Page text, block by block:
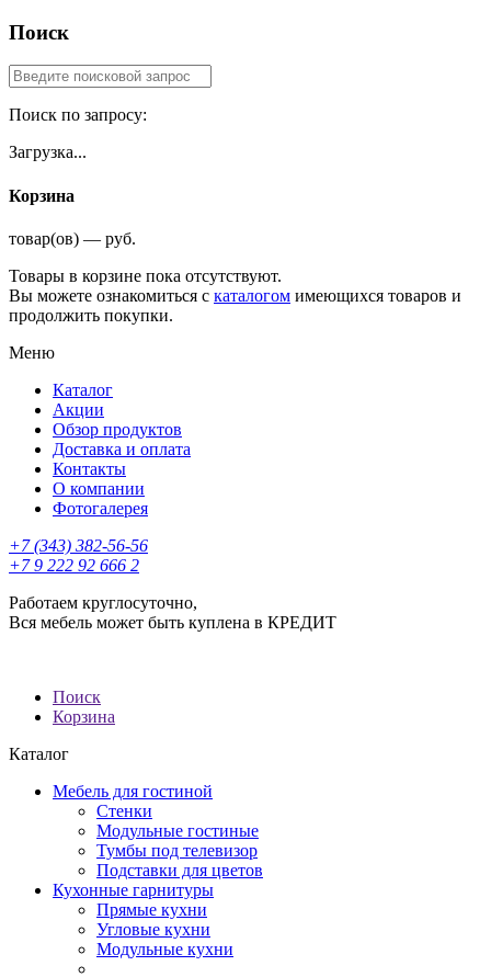
Поиск
Поиск по запросу:
Загрузка...
Корзина
товар(ов) — руб.
Товары в корзине пока отсутствуют.
Вы можете ознакомиться с каталогом имеющихся товаров и
продолжить покупки.
Меню
Каталог
Акции
Обзор продуктов
Доставка и оплата
Контакты
О компании
Фотогалерея
+7 (343) 382-56-56
+7 9 222 92 666 2
Работаем круглосуточно,
Вся мебель может быть куплена в КРЕДИТ
Поиск
Корзина
Каталог
Мебель для гостиной
Стенки
Модульные гостиные
Тумбы под телевизор
Подставки для цветов
Кухонные гарнитуры
Прямые кухни
Угловые кухни
Модульные кухни